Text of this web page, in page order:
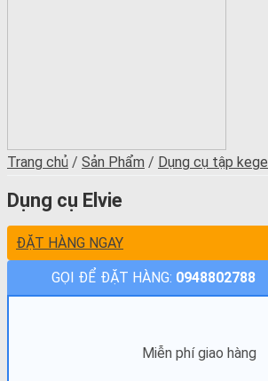
Trang chủ / Sản Phẩm / Dụng cụ tập kegel
Dụng cụ Elvie
ĐẶT HÀNG NGAY
GỌI ĐỂ ĐẶT HÀNG: 0948802788
Miễn phí giao hàng